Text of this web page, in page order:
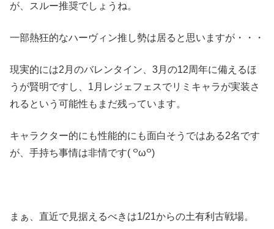
が、スルー推奨でしょうね。
一部熱狂的なハーヴィン推し勢は居ると思いますが・・・
現実的には2月のバレンタイン、3月の12周年に備えるほ
うが賢明ですし、1月レジェフェスでリミキャラが実装さ
れるという可能性もまだ残っています。
キャラクター的にも性能的にも面白そうではある2名です
が、手持ち事情は非情です( ꒪ω꒪)
まぁ、直近で見据えるべきは1/21からの土有利古戦場。